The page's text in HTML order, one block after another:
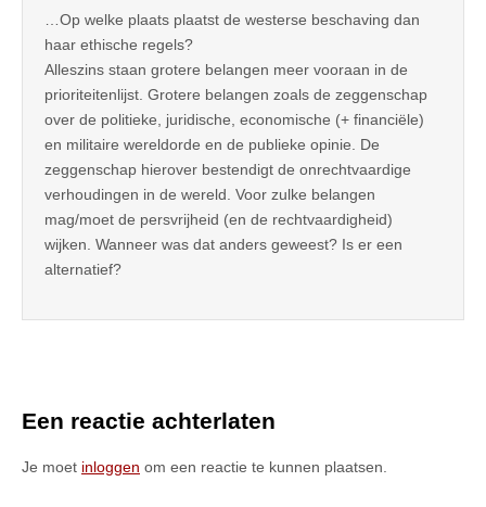
…Op welke plaats plaatst de westerse beschaving dan
haar ethische regels?
Alleszins staan grotere belangen meer vooraan in de
prioriteitenlijst. Grotere belangen zoals de zeggenschap
over de politieke, juridische, economische (+ financiële)
en militaire wereldorde en de publieke opinie. De
zeggenschap hierover bestendigt de onrechtvaardige
verhoudingen in de wereld. Voor zulke belangen
mag/moet de persvrijheid (en de rechtvaardigheid)
wijken. Wanneer was dat anders geweest? Is er een
alternatief?
Een reactie achterlaten
Je moet inloggen om een reactie te kunnen plaatsen.